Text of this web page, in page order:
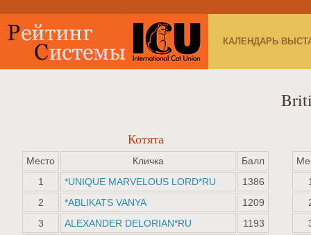
КАЛЕНДАРЬ
Котята
Место Кличка
Балл
1
*UNIQUE MARVELOUS LORD*RU
1386
2
*ABLIKATS VANYA
1209
3
ALEXANDER DELORIAN*RU
1193